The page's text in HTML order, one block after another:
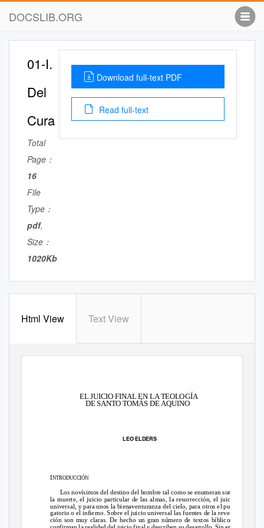
DOCSLIB.ORG
01-I.
Del
Cura
Total
Page：
16
File
Type：
pdf,
Size：
1020Kb
Download full-text PDF
Read full-text
Html View Text View
EL JUICIO FINAL EN LA TEOLOGÍA
DE SANTO TOMÁS DE AQUINO
LEO ELDERS
INTRODUCCIÓN
Los novísimos del destino del hombre tal como se enumeran son:
la muerte, el juicio particular de las almas, la resurrección, el juicio
universal, y para unos la bienaventuranza del cielo, para otros el pur-
gatorio o el infierno. Sobre el juicio universal las fuentes de la revela-
ción son muy claras. De hecho un gran número de textos bíblicos